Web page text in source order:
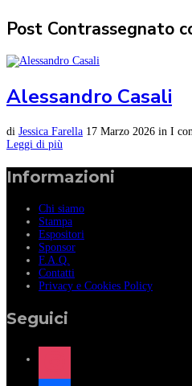
Post Contrassegnato
Alessandro Casali
di Jessica Farella 17 Marzo 2026 in I
Leggi di più
Informazioni
Chi siamo
Stampa
Espositori
Sponsor
F.A.Q.
Contatti
Privacy e Cookies Policy
Seguici
instagram
facebook